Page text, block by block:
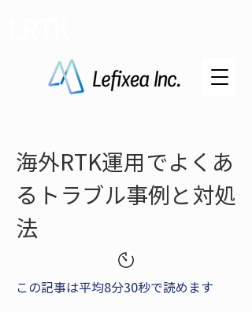
海外RTK運用でよくあ
るトラブル事例と対処
法
この記事は平均8分30秒で読めます